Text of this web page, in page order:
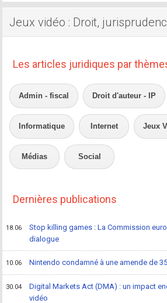
Jeux vidéo : Droit,
Les articles juridiques par
Admin - fiscal Droit d'auteur - IP
Informatique Internet Jeux
Médias Social
Dernières publications
18.06
Stop killing games : La Commission
dialogue
10.06 Nintendo condamné à une amende de
30.04
Digital Markets Act (DMA) : un impact
vidéo